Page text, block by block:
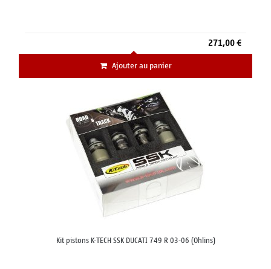
271,00 €
Ajouter au panier
Kit pistons K-TECH SSK DUCATI 749 R 03-06 (Ohlins)